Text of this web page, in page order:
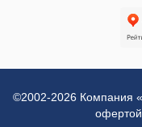
©2002-2026 Компания